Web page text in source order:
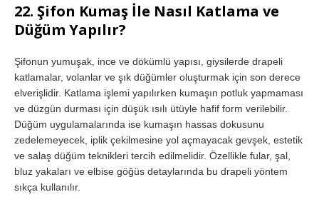
22. Şifon Kumaş İle Nasıl Katlama ve
Düğüm Yapılır?
Şifonun yumuşak, ince ve dökümlü yapısı, giysilerde drapeli
katlamalar, volanlar ve şık düğümler oluşturmak için son derece
elverişlidir. Katlama işlemi yapılırken kumaşın potluk yapmaması
ve düzgün durması için düşük ısılı ütüyle hafif form verilebilir.
Düğüm uygulamalarında ise kumaşın hassas dokusunu
zedelemeyecek, iplik çekilmesine yol açmayacak gevşek, estetik
ve salaş düğüm teknikleri tercih edilmelidir. Özellikle fular, şal,
bluz yakaları ve elbise göğüs detaylarında bu drapeli yöntem
sıkça kullanılır.